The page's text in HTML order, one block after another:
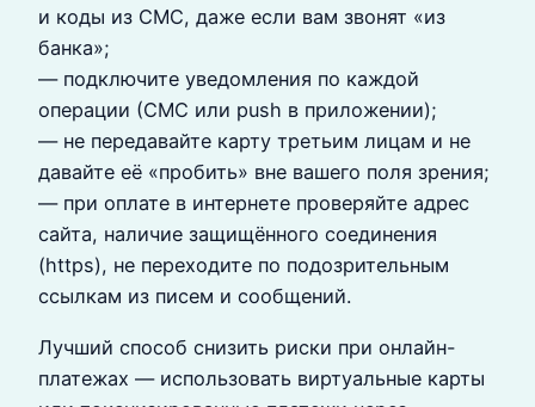
и коды из СМС, даже если вам звонят «из
банка»;
— подключите уведомления по каждой
операции (СМС или push в приложении);
— не передавайте карту третьим лицам и не
давайте её «пробить» вне вашего поля зрения;
— при оплате в интернете проверяйте адрес
сайта, наличие защищённого соединения
(https), не переходите по подозрительным
ссылкам из писем и сообщений.
Лучший способ снизить риски при онлайн-
платежах — использовать виртуальные карты